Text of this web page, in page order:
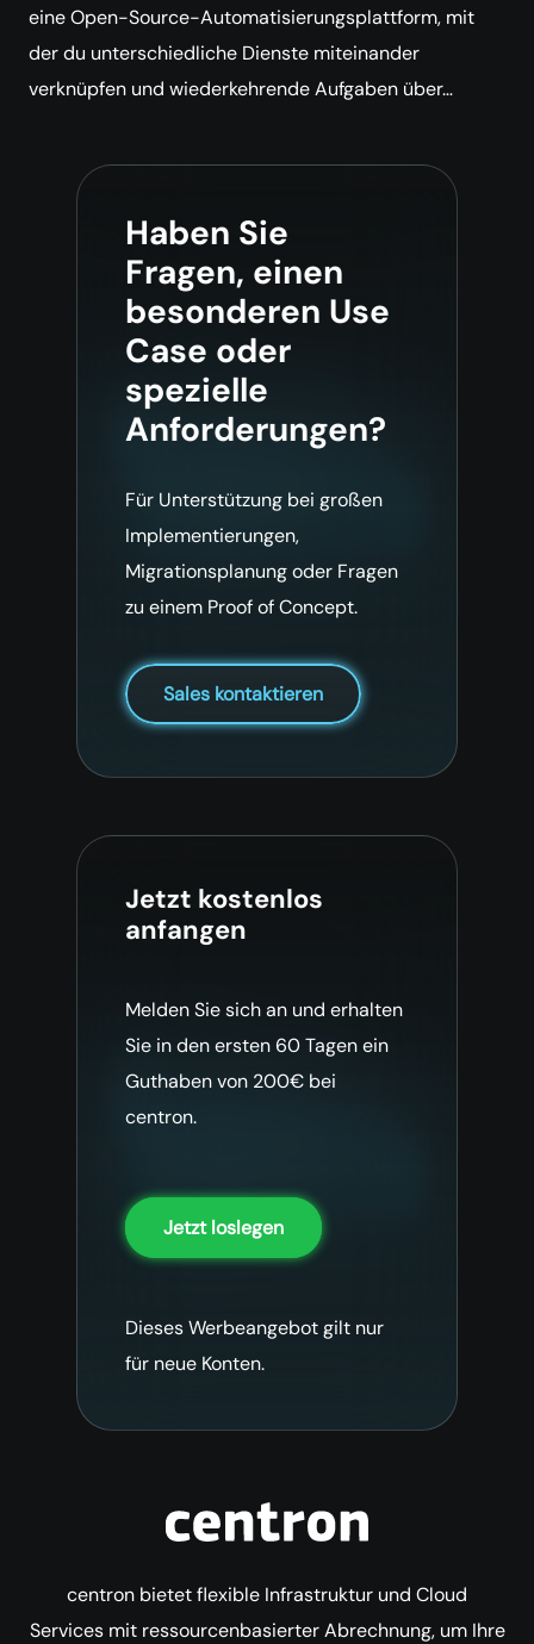
eine Open-Source-Automatisierungsplattform, mit
der du unterschiedliche Dienste miteinander
verknüpfen und wiederkehrende Aufgaben über…
Haben Sie
Fragen, einen
besonderen Use
Case oder
spezielle
Anforderungen?
Für Unterstützung bei großen
Implementierungen,
Migrationsplanung oder Fragen
zu einem Proof of Concept.
Sales kontaktieren
Jetzt kostenlos
anfangen
Melden Sie sich an und erhalten
Sie in den ersten 60 Tagen ein
Guthaben von 200€ bei
centron.
Jetzt loslegen
Dieses Werbeangebot gilt nur
für neue Konten.
centron bietet flexible Infrastruktur und Cloud
Services mit ressourcenbasierter Abrechnung, um Ihre